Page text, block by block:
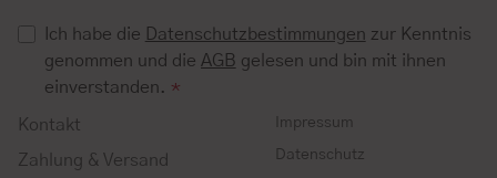
Ich habe die Datenschutzbestimmungen zur Kenntnis
genommen und die AGB gelesen und bin mit ihnen
einverstanden. *
Kontakt
Zahlung & Versand
Impressum
Datenschutz